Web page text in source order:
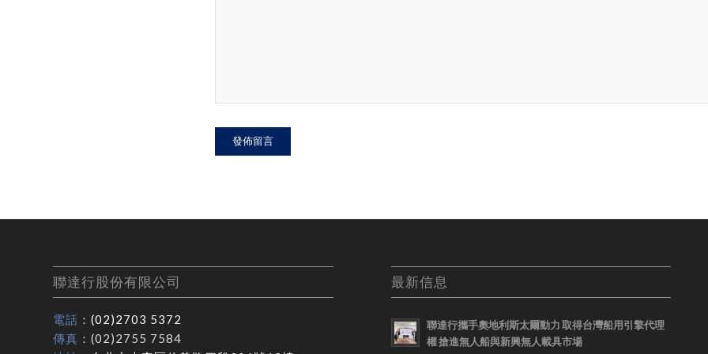
聯達行股份有限公司
電話 ： (02)2703 5372
傳真 ：(02)2755 7584
最新信息
聯達行攜手奧地利斯太爾動力 取得台灣船用引擎代理
權 搶進無人船與新興無人載具市場